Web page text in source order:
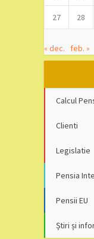
27 28
« dec. feb. »
Calcul
Clienti
Legislatie
Pensia
Pensii EU
Știri și